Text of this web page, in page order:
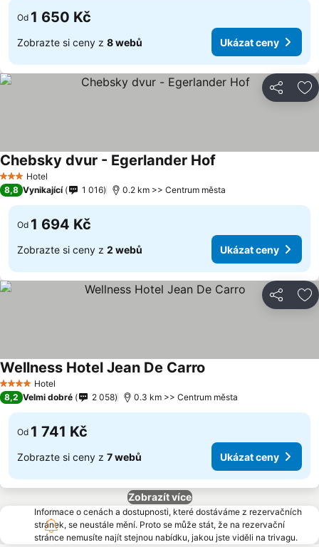
Od 1 650 Kč
Zobrazte si ceny z 8 webů Ukázat ceny
Sdílet
3 Počet hvězdiček
Hotel
Chebsky dvur - Egerlander Hof
8,8 Vynikající 1 016 0.2 km >> Centrum města
Od 1 694 Kč
Zobrazte si ceny z 2 webů Ukázat ceny
Sdílet
4 Počet hvězdiček
Hotel
Wellness Hotel Jean De Carro
8,2 Velmi dobré 2 058 0.3 km >> Centrum města
Od 1 741 Kč
Zobrazte si ceny z 7 webů Ukázat ceny
Zobrazít více
Informace o cenách a dostupnosti, které dostáváme z rezervačních
stránek, se neustále mění. Proto se může stát, že na rezervační
stránce nemusíte najít stejnou nabídku, jakou jste viděli na trivagu.